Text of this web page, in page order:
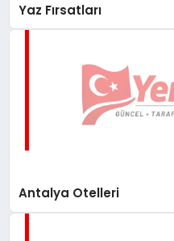
Yaz Fırsatları
Antalya Otelleri